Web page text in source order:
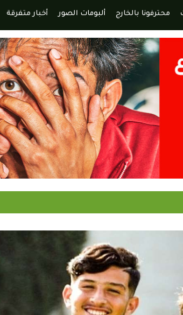
محترفونا بالخارج ألبومات الصور أخبار متفرقة